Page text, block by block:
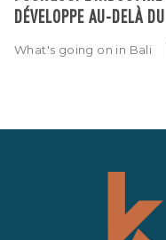
DÉVELOPPE AU-DELÀ
What's going on in Bali